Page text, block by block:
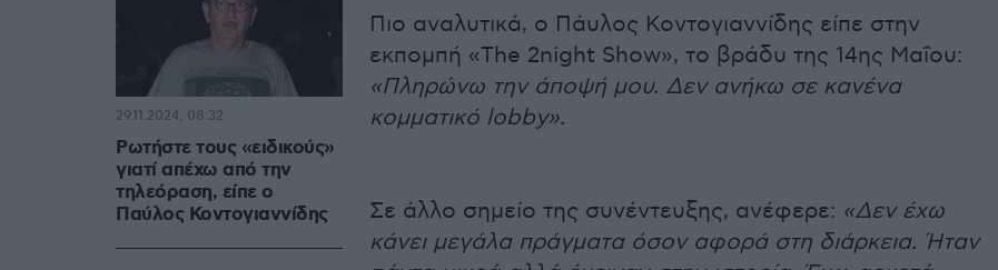
Πιο αναλυτικά, ο Πάυλος Κοντογιαννίδης είπε στην
εκπομπή «The 2night Show», το βράδυ της 14ης Μαΐου:
«Πληρώνω την άποψή μου. Δεν ανήκω σε κανένα
κομματικό lobby».
Σε άλλο σημείο της συνέντευξης, ανέφερε: «Δεν έχω
κάνει μεγάλα πράγματα όσον αφορά στη διάρκεια. Ήταν
Ρωτήστε τους «ειδικούς»
γιατί απέχω από την
τηλεόραση, είπε ο
Παύλος Κοντογιαννίδης
29.11.2024, 08:32